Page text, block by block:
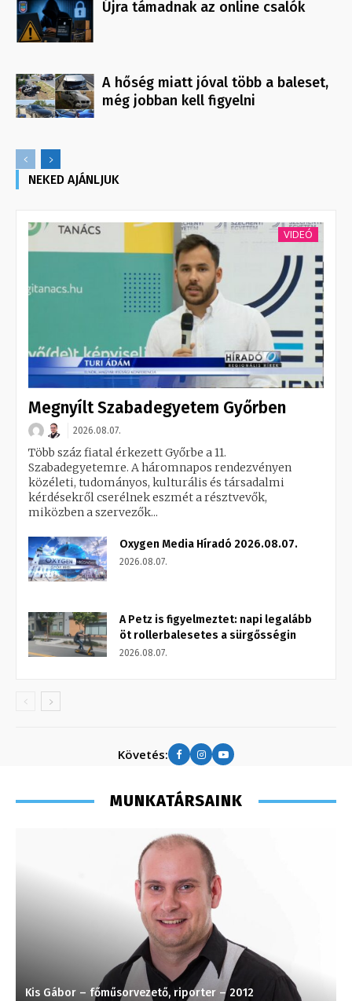
Újra támadnak az online csalók
A hőség miatt jóval több a baleset,
még jobban kell figyelni
NEKED AJÁNLJUK
VIDEÓ
Megnyílt Szabadegyetem Győrben
2026.08.07.
Több száz fiatal érkezett Győrbe a 11.
Szabadegyetemre. A háromnapos rendezvényen
közéleti, tudományos, kulturális és társadalmi
kérdésekről cserélnek eszmét a résztvevők,
miközben a szervezők...
Oxygen Media Híradó 2026.08.07.
2026.08.07.
A Petz is figyelmeztet: napi legalább
öt rollerbalesetes a sürgősségin
2026.08.07.
Követés:
MUNKATÁRSAINK
Kis Gábor – főműsorvezető, riporter – 2012